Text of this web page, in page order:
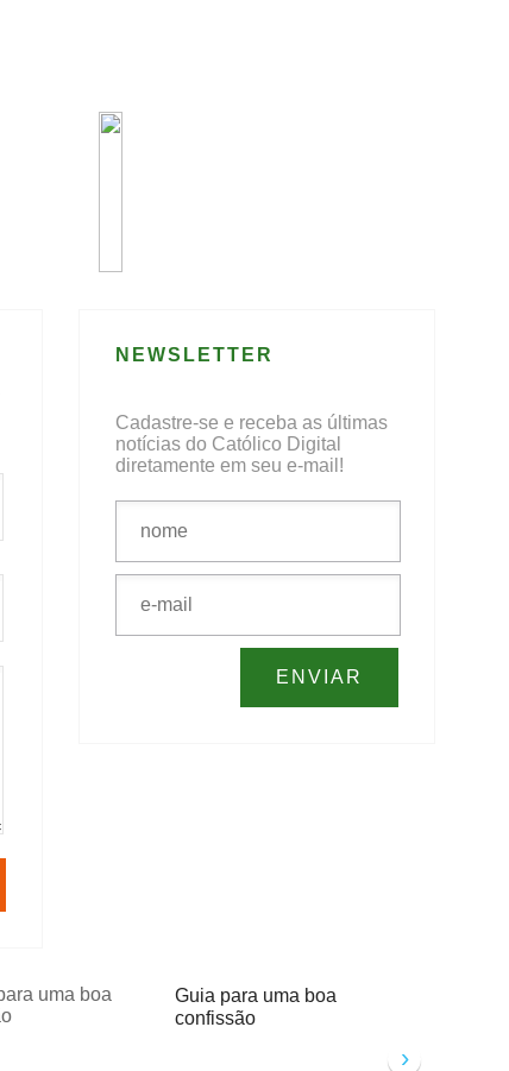
NEWSLETTER
Cadastre-se e receba as últimas
notícias do Católico Digital
diretamente em seu e-mail!
Guia para uma boa
confissão
›